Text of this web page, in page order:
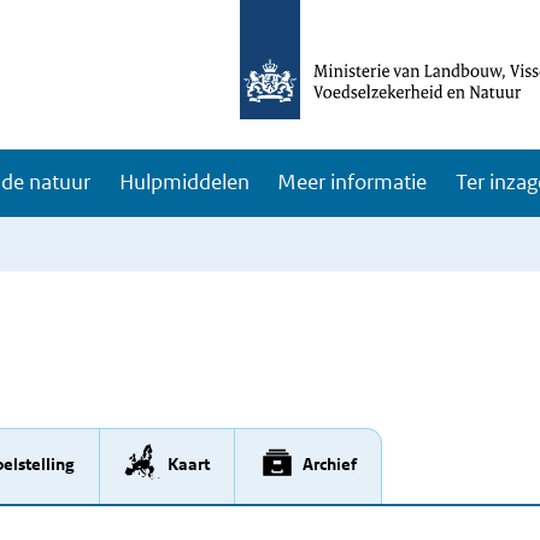
natuur Hulpmiddelen Meer informatie Ter
Kaart Archief